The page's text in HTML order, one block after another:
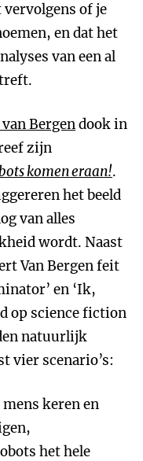
of je
en dat het
van een al
Bergendook in
zijn
komen eraan!.
het beeld
van alles
wordt. Naast
Van Bergen feit
en ‘Ik,
op science fiction
natuurlijk
vier scenario’s:
keren en
het hele